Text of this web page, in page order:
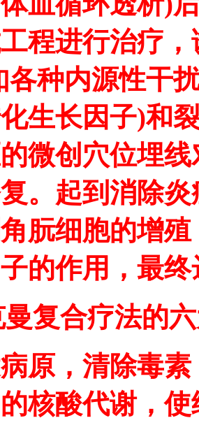
程进行治疗
各种内源性干
生长因子)和
微创穴位埋
。起到消除
朊细胞的增
的作用，最
复合疗法的
原，清除毒
核酸代谢，